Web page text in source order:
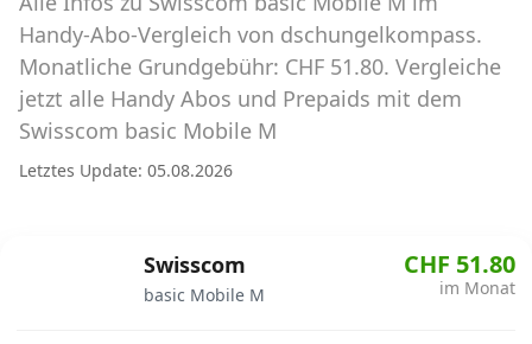
Abos für Tablets, Hotspots und Smart
Watches
Tarifrechner Handy-Abo
Der gute alte Tarifrechner im neuen Design
Alle Anbieter
Mobilfunknetz Schweiz
Handy-Abo-Vergleich von dschungelkompass.
Monatliche Grundgebühr: CHF 51.80. Vergleiche
jetzt alle Handy Abos und Prepaids mit dem
Swisscom basic Mobile M
Letztes Update: 05.08.2026
Swisscom
basic Mobile M
CHF 51.80
im Monat